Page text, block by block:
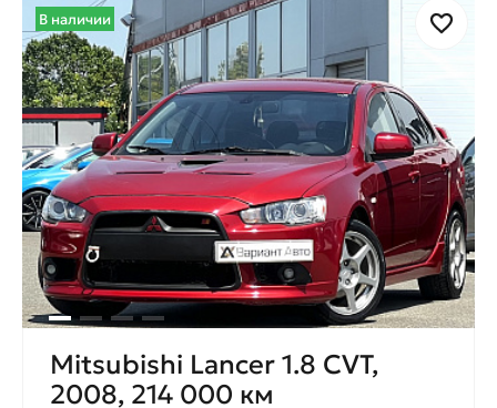
В наличии
Mitsubishi Lancer 1.8 CVТ,
2008, 214 000 км